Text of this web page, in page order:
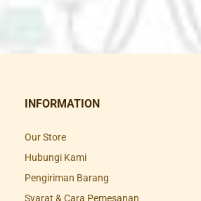
INFORMATION
Our Store
Hubungi Kami
Pengiriman Barang
Syarat & Cara Pemesanan